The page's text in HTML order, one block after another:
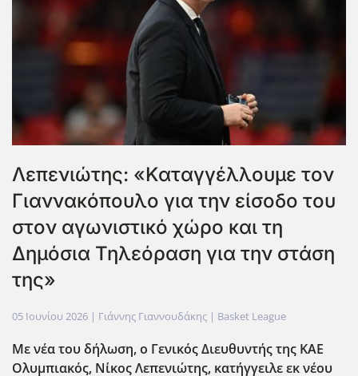
Λεπενιώτης: «Καταγγέλλουμε τον
Γιαννακόπουλο για την είσοδο του
στον αγωνιστικό χώρο και τη
Δημόσια Τηλεόραση για την στάση
της»
05 Ιουνίου 2026 | Γιάννης Γιαννουδάκης | Basket League
Με νέα του δήλωση, ο Γενικός Διευθυντής της ΚΑΕ
Ολυμπιακός, Νίκος Λεπενιώτης, κατήγγειλε εκ νέου